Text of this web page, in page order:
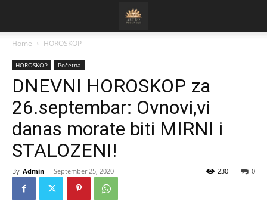
Home HOROSKOP
HOROSKOP Početna
DNEVNI HOROSKOP za
26.septembar: Ovnovi,vi
danas morate biti MIRNI i
STALOZENI!
By Admin - September 25, 2020 0
230